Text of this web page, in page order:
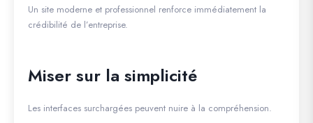
Un site moderne et professionnel renforce immédiatement la
crédibilité de l’entreprise.
Miser sur la simplicité
Les interfaces surchargées peuvent nuire à la compréhension.